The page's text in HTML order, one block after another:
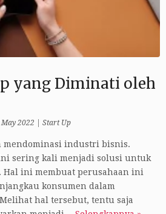
yang Diminati oleh
2022 Start Up
mendominasi industri bisnis.
sering kali menjadi solusi untuk
Hal ini membuat perusahaan ini
konsumen dalam
hal tersebut, tentu saja